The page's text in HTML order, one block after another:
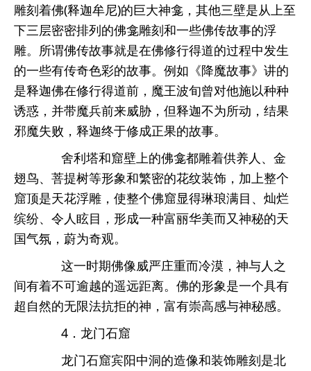
雕刻着佛(释迦牟尼)的巨大神龛，其他三壁是从上至
下三层密密排列的佛龛雕刻和一些佛传故事的浮
雕。所谓佛传故事就是在佛修行得道的过程中发生
的一些有传奇色彩的故事。例如《降魔故事》讲的
是释迦佛在修行得道前，魔王波旬曾对他施以种种
诱惑，并带魔兵前来威胁，但释迦不为所动，结果
邪魔失败，释迦终于修成正果的故事。
舍利塔和窟壁上的佛龛都雕着供养人、金
翅鸟、菩提树等形象和繁密的花纹装饰，加上整个
窟顶是天花浮雕，使整个佛窟显得琳琅满目、灿烂
缤纷、令人眩目，形成一种富丽华美而又神秘的天
国气氛，蔚为奇观。
这一时期佛像威严庄重而冷漠，神与人之
间有着不可逾越的遥远距离。佛的形象是一个具有
超自然的无限法抗拒的神，富有崇高感与神秘感。
4．龙门石窟
龙门石窟宾阳中洞的造像和装饰雕刻是北